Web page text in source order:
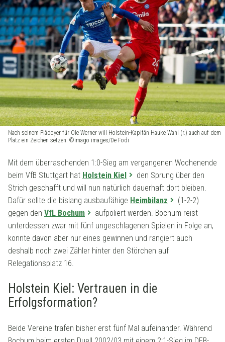
Nach seinem Plädoyer für Ole Werner will Holstein-Kapitän Hauke Wahl (r.) auch auf dem
Platz ein Zeichen setzen. ©imago images/De Fodi
Mit dem überraschenden 1:0-Sieg am vergangenen Wochenende
beim VfB Stuttgart hat Holstein Kiel
den Sprung über den
Strich geschafft und will nun natürlich dauerhaft dort bleiben.
Dafür sollte die bislang ausbaufähige Heimbilanz
(1-2-2)
gegen den VfL Bochum
aufpoliert werden. Bochum reist
unterdessen zwar mit fünf ungeschlagenen Spielen in Folge an,
konnte davon aber nur eines gewinnen und rangiert auch
deshalb noch zwei Zähler hinter den Störchen auf
Relegationsplatz 16.
Holstein Kiel: Vertrauen in die
Erfolgsformation?
Beide Vereine trafen bisher erst fünf Mal aufeinander. Während